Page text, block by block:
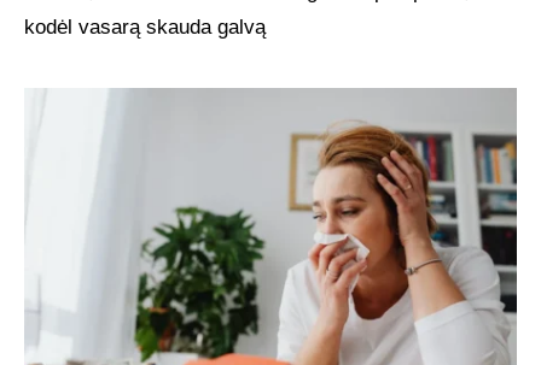
kodėl vasarą skauda galvą